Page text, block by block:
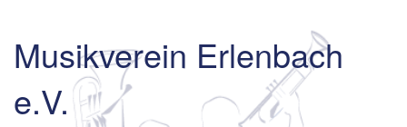
Inhalt
springen
Musikverein Erlenbach
e.V.